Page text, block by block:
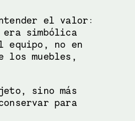
el valor:
era simbólica
equipo, no en
los muebles,
sino más
para